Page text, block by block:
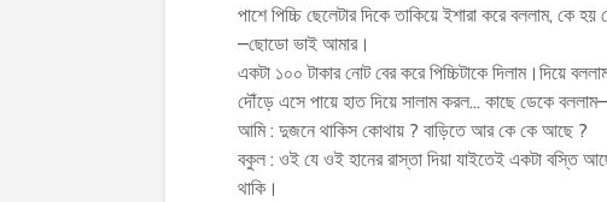
পাশে পিচ্চি ছেলেটার দিকে তাকিয়ে ইশারা করে বললাম, কে
–ছোডো ভাই আমার।
একটা ১০০ টাকার নোট বের করে পিচ্চিটাকে দিলাম।দিয়ে
দৌঁড়ে এসে পায়ে হাত দিয়ে সালাম করল… কাছে ডেকে বললাম–
আমি : দুজনে থাকিস কোথায় ? বাড়িতে আর কে কে আছে ?
বকুল : ওই যে ওই হানের রাস্তা দিয়া যাইতেই একটা বস্তি
থাকি।